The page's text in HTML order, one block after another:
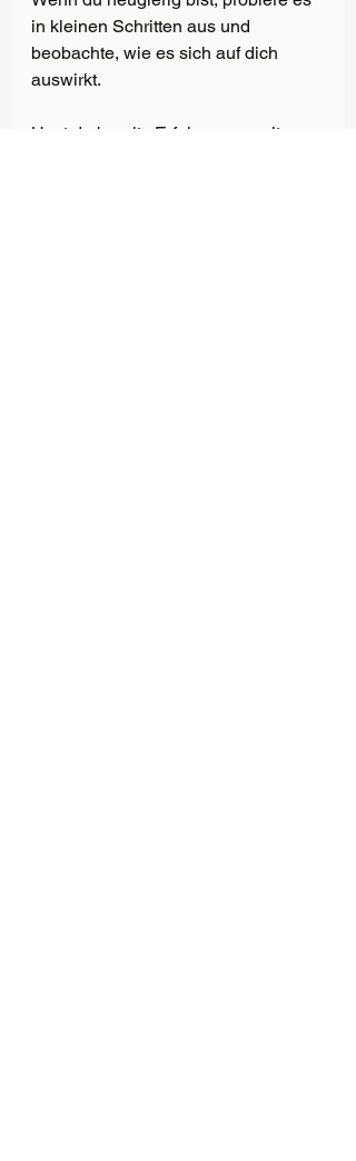
in kleinen Schritten aus und
beobachte, wie es sich auf dich
auswirkt.
Hast du bereits Erfahrungen mit